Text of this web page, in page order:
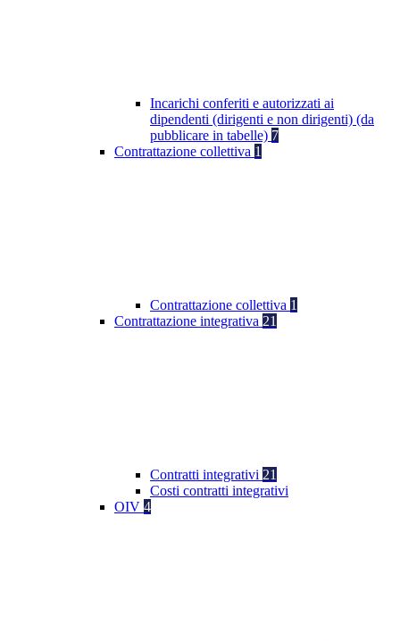
Incarichi conferiti e autorizzati ai
dipendenti (dirigenti e non dirigenti) (da
pubblicare in tabelle) 7
Contrattazione collettiva 1
Contrattazione collettiva 1
Contrattazione integrativa 21
Contratti integrativi 21
Costi contratti integrativi
OIV 4